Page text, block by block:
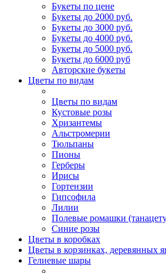
Букеты по цене
Букеты до 2000 руб.
Букеты до 3000 руб.
Букеты до 4000 руб.
Букеты до 5000 руб.
Букеты до 6000 руб
Авторские букеты
Цветы по видам
Цветы по видам
Кустовые розы
Хризантемы
Альстромерии
Тюльпаны
Пионы
Герберы
Ирисы
Гортензии
Гипсофила
Лилии
Полевые ромашки
Синие розы
Цветы в коробках
Цветы в корзинках, деревянных
Гелиевые шары